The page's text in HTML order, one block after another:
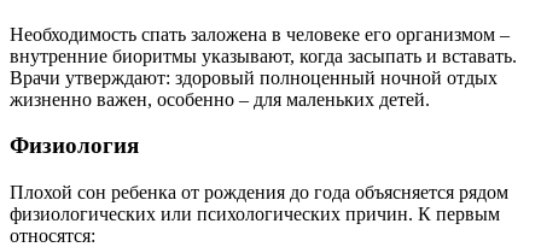
Необходимость спать заложена в человеке его организмом –
внутренние биоритмы указывают, когда засыпать и вставать.
Врачи утверждают: здоровый полноценный ночной отдых
жизненно важен, особенно – для маленьких детей.
Физиология
Плохой сон ребенка от рождения до года объясняется рядом
физиологических или психологических причин. К первым
относятся: